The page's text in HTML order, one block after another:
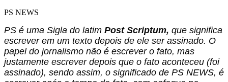
PS NEWS
PS é uma Sigla do latim Post Scriptum, que significa
escrever em um texto depois de ele ser assinado. O
papel do jornalismo não é escrever o fato, mas
justamente escrever depois que o fato aconteceu (foi
assinado), sendo assim, o significado de PS NEWS, é